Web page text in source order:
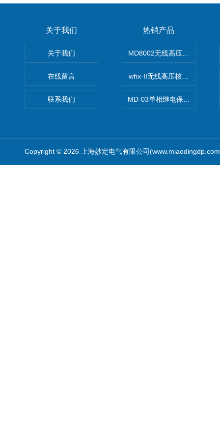
关于我们
关于我们
在线留言
联系我们
热销产品
MD8002无线高压核相仪
whx-II无线高压核相仪
MD-03单相继电保护测试仪价
Copyright © 2026 上海妙定电气有限公司